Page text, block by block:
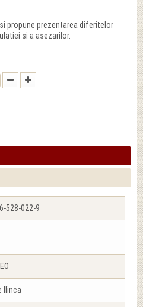
propune prezentarea diferitelor
si a asezarilor.
528-022-9
Ilinca